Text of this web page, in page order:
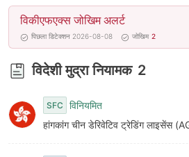
7
8
9
विकीएफएक्स जोखिम अलर्ट
पिछला डिटेक्शन 2026-08-08 जोखिम 2
विदेशी मुद्रा नियामक 2
SFC
विनियमित
हांगकांग चीन डेरिवेटिव ट्रेडिंग लाइसेंस